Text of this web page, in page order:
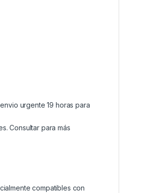
urgente 19 horas para
Consultar para más
compatibles con